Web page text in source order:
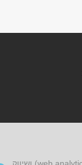
אתר זה עושה שימוש בקובצי cookies, לרבות קובצי cookies של צד שלישי, עבור שיפור הפונקציונליות, שיפור חוויית הגלישה, ניתוח התנהגות גולשים (web analytics) ושיווק